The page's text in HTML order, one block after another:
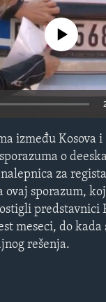
source
između Kosova
o
za
ovaj sporazum,
predstavnici
meseci, do kada
rešenja.